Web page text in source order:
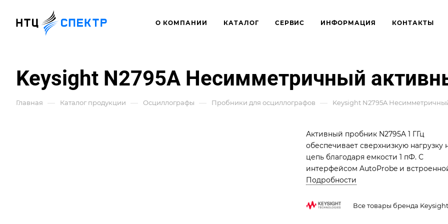
О КОМПАНИИ КАТАЛОГ СЕРВИС ИНФОРМАЦИЯ КОНТАКТЫ
Keysight N2795A Несимметричный
Главная — Каталог продукции — Осциллографы — Пробники для осциллографов — Keysight N2795A
Активный пробник N2795A 1 ГГц
обеспечивает сверхнизкую нагрузку
цепь благодаря емкости 1 пФ. С
интерфейсом AutoProbe и
подсветкой, N2795A является
для точной отладки высокоскоростных
Подробности
Все товары бренда Keysight